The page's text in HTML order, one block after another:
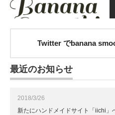
Twitter でbanana
最近のお知らせ
2018/3/26
新たにハンドメイドサイト「iichi